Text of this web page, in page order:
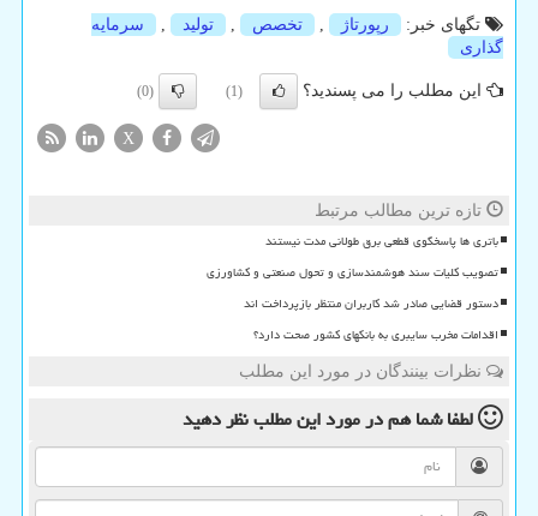
تگهای خبر:
رپورتاژ تخصص تولید
سرمایه
گذاری
این مطلب را می پسندید؟ (1)
(0)
X
تازه ترین مطالب مرتبط
باتری ها پاسخگوی قطعی برق طولانی مدت نیستند
تصویب کلیات سند هوشمندسازی و تحول صنعتی و کشاورزی
دستور قضایی صادر شد کاربران منتظر بازپرداخت اند
اقدامات مخرب سایبری به بانکهای کشور صحت دارد؟
نظرات بینندگان در مورد این مطلب
لطفا شما همدر مورد این مطلبنظر دهید